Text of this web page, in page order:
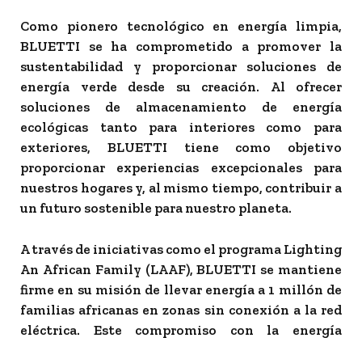
Como pionero tecnológico en energía limpia,
BLUETTI se ha comprometido a promover la
sustentabilidad y proporcionar soluciones de
energía verde desde su creación. Al ofrecer
soluciones de almacenamiento de energía
ecológicas tanto para interiores como para
exteriores, BLUETTI tiene como objetivo
proporcionar experiencias excepcionales para
nuestros hogares y, al mismo tiempo, contribuir a
un futuro sostenible para nuestro planeta.
A través de iniciativas como el programa Lighting
An African Family (LAAF), BLUETTI se mantiene
firme en su misión de llevar energía a 1 millón de
familias africanas en zonas sin conexión a la red
eléctrica. Este compromiso con la energía